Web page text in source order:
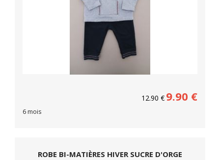
12.90 € 9.90 €
6 mois
ROBE BI-MATIÈRES HIVER SUCRE D'ORGE